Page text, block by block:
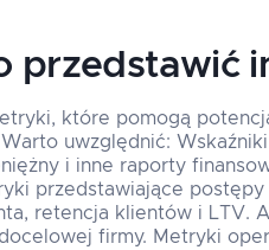
przedstawić
które pomogą
uwzględnić:
i inne raporty
przedstawiające
retencja klientów i LTV.
firmy. Metryki